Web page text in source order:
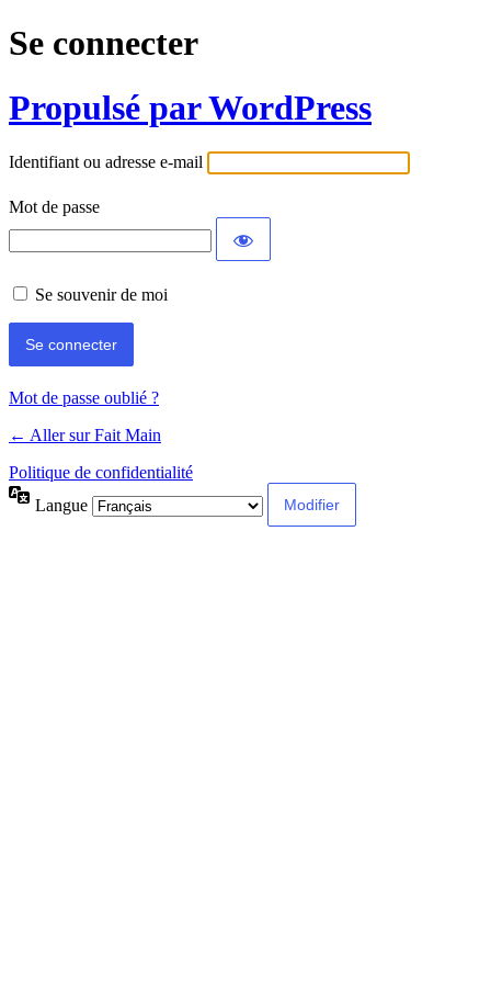
Se connecter
Propulsé par WordPress
Identifiant ou adresse e-mail
Mot de passe
Se souvenir de moi
Mot de passe oublié ?
← Aller sur Fait Main
Politique de confidentialité
Langue